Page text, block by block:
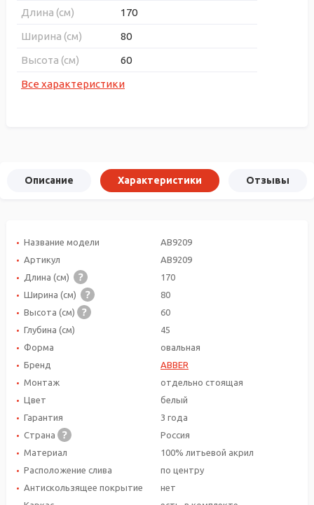
Длина (см)
170
Ширина (см)
80
Высота (см)
60
Все характеристики
Описание Характеристики Отзывы
Название модели
AB9209
Артикул
AB9209
Длина (см)
170
Ширина (см)
80
Высота (см)
60
Глубина (см)
45
Форма
овальная
Бренд
ABBER
Монтаж
отдельно стоящая
Цвет
белый
Гарантия
3 года
Страна
Россия
Материал
100% литьевой акрил
Расположение слива
по центру
Антискользящее покрытие
нет